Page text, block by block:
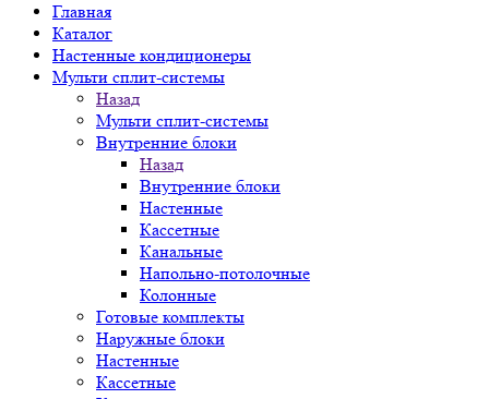
Главная
Каталог
Настенные кондиционеры
Мульти сплит-системы
Назад
Мульти сплит-системы
Внутренние блоки
Назад
Внутренние блоки
Настенные
Кассетные
Канальные
Напольно-потолочные
Колонные
Готовые комплекты
Наружные блоки
Настенные
Кассетные